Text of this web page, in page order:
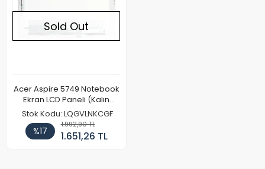
Sold Out
Acer Aspire 5749 Notebook
Ekran LCD Paneli (Kalın
Kasa)
Stok Kodu: LQGVLNKCGF
%17
1.992,90 TL
1.651,26 TL